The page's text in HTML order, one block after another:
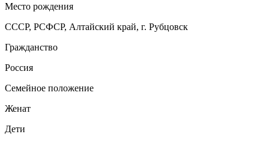
Место рождения
СССР, РСФСР, Алтайский край, г. Рубцовск
Гражданство
Россия
Семейное положение
Женат
Дети